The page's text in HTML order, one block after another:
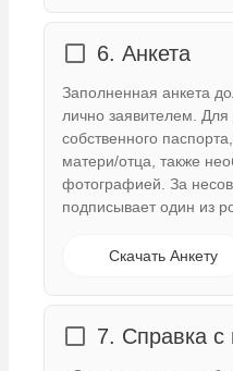
6. Анкета
Заполненная анкета
лично заявителем.
собственного
матери/отца, также
фотографией. За
подписывает один из
Скачать Анкету
7. Справка с